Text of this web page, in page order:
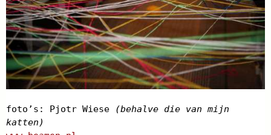
foto’s: Pjotr Wiese (behalve die van mijn
katten)